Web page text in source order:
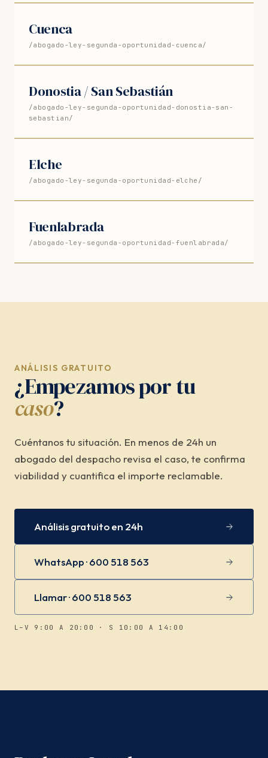
Cuenca
/abogado-ley-segunda-oportunidad-cuenca/
Donostia / San Sebastián
/abogado-ley-segunda-oportunidad-donostia-san-
sebastian/
Elche
/abogado-ley-segunda-oportunidad-elche/
Fuenlabrada
/abogado-ley-segunda-oportunidad-fuenlabrada/
ANÁLISIS GRATUITO
¿Empezamos por tu
caso?
Cuéntanos tu situación. En menos de 24h un
abogado del despacho revisa el caso, te confirma
viabilidad y cuantifica el importe reclamable.
Análisis gratuito en 24h
WhatsApp · 600 518 563
Llamar · 600 518 563
L–V 9:00 A 20:00 · S 10:00 A 14:00